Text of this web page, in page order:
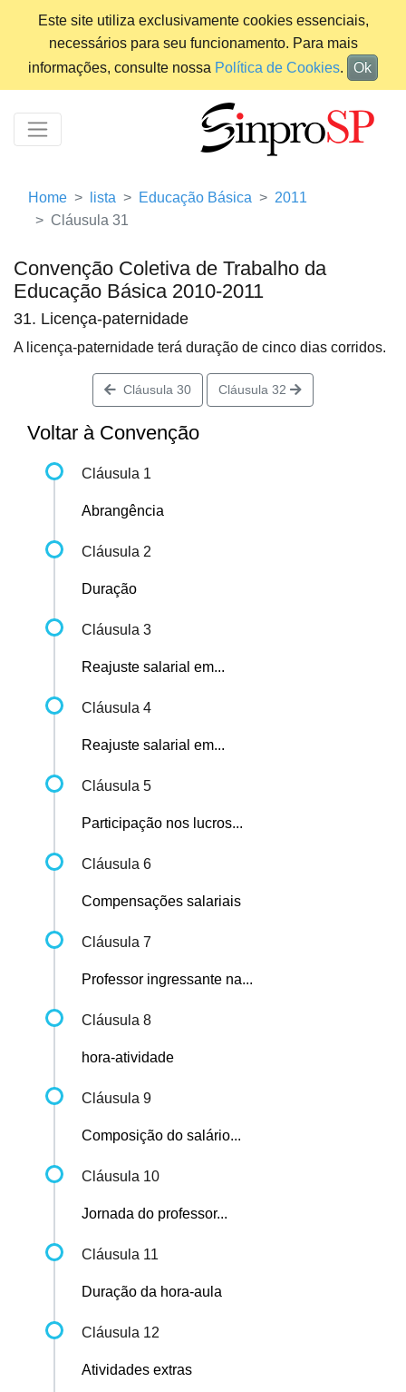
Este site utiliza exclusivamente cookies essenciais,
necessários para seu funcionamento. Para mais
informações, consulte nossa Política de Cookies. Ok
Home lista Educação Básica
2011
Cláusula 31
Convenção Coletiva de Trabalho da
Educação Básica 2010-2011
31. Licença-paternidade
A licença-paternidade terá duração de cinco dias corridos.
Cláusula 30 Cláusula 32
Voltar à Convenção
Cláusula 1
Abrangência
Cláusula 2
Duração
Cláusula 3
Reajuste salarial em...
Cláusula 4
Reajuste salarial em...
Cláusula 5
Participação nos lucros...
Cláusula 6
Compensações salariais
Cláusula 7
Professor ingressante na...
Cláusula 8
hora-atividade
Cláusula 9
Composição do salário...
Cláusula 10
Jornada do professor...
Cláusula 11
Duração da hora-aula
Cláusula 12
Atividades extras